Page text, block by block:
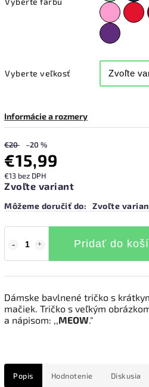
Vyberte veľkosť
Informácie a rozmery
€20 –20 %
€15,99
€13 bez DPH
Zvoľte variant
Môžeme doručiť do: Zvoľte
Pridať do
Dámske bavlnené tričko s
mačiek. Tričko s veľkým
a nápisom: ,,MEOW."
Popis Hodnotenie Diskusia